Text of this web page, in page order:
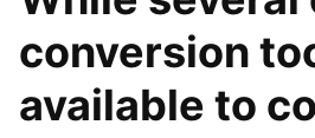
conversion
available to